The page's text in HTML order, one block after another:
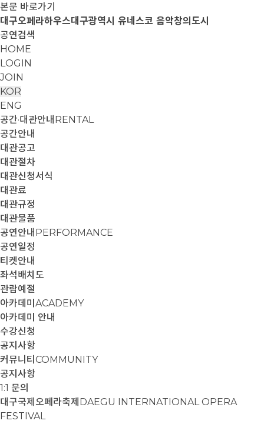
본문 바로가기
대구오페라하우스대구광역시 유네스코 음악창의도시
공연검색
HOME
LOGIN
JOIN
KOR
ENG
공간·대관안내 RENTAL
공간안내
대관공고
대관절차
대관신청서식
대관료
대관규정
대관물품
공연안내 PERFORMANCE
공연일정
티켓안내
좌석배치도
관람예절
아카데미 ACADEMY
아카데미 안내
수강신청
공지사항
커뮤니티 COMMUNITY
공지사항
1:1 문의
대구국제오페라축제 DAEGU INTERNATIONAL OPERA
FESTIVAL